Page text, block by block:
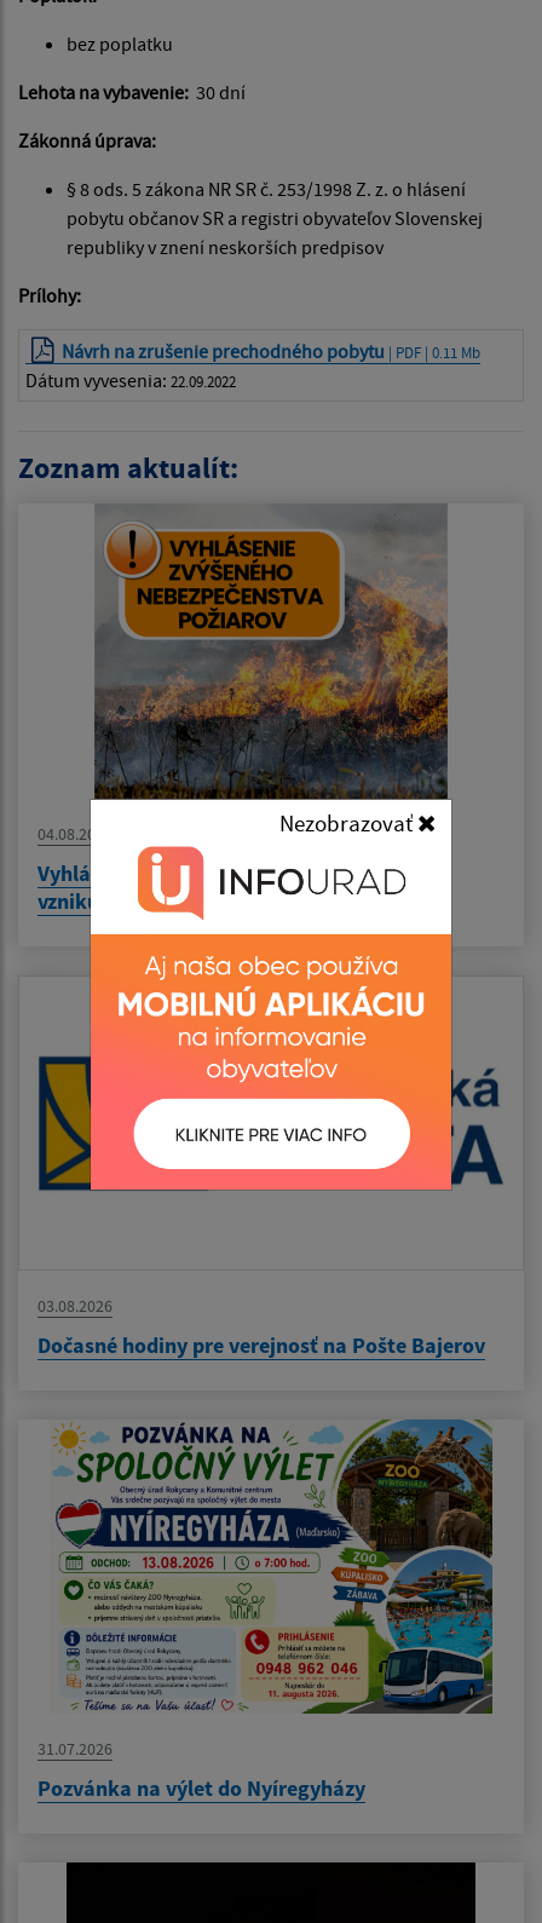
Nezobrazovať
bez poplatku
Lehota na vybavenie: 30 dní
Zákonná úprava:
§ 8 ods. 5 zákona NR SR č. 253/1998 Z. z. o hlásení
pobytu občanov SR a registri obyvateľov Slovenskej
republiky v znení neskorších predpisov
Prílohy:
Návrh na zrušenie prechodného pobytu | PDF | 0.11 Mb
Dátum vyvesenia: 22.09.2022
Zoznam aktualít:
04.08.2026
Vyhlásenie času zvýšeného nebezpečenstva
vzniku požiaru
03.08.2026
Dočasné hodiny pre verejnosť na Pošte Bajerov
31.07.2026
Pozvánka na výlet do Nyíregyházy